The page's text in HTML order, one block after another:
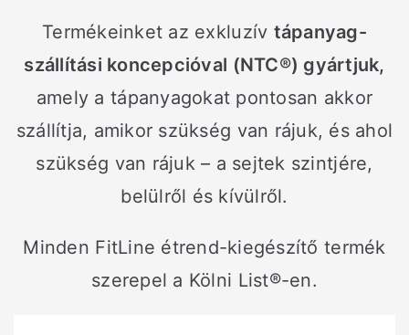
Termékeinket az exkluzív tápanyag-
szállítási koncepcióval (NTC®) gyártjuk,
amely a tápanyagokat pontosan akkor
szállítja, amikor szükség van rájuk, és ahol
szükség van rájuk – a sejtek szintjére,
belülről és kívülről.
Minden FitLine étrend-kiegészítő termék
szerepel a Kölni List®-en.